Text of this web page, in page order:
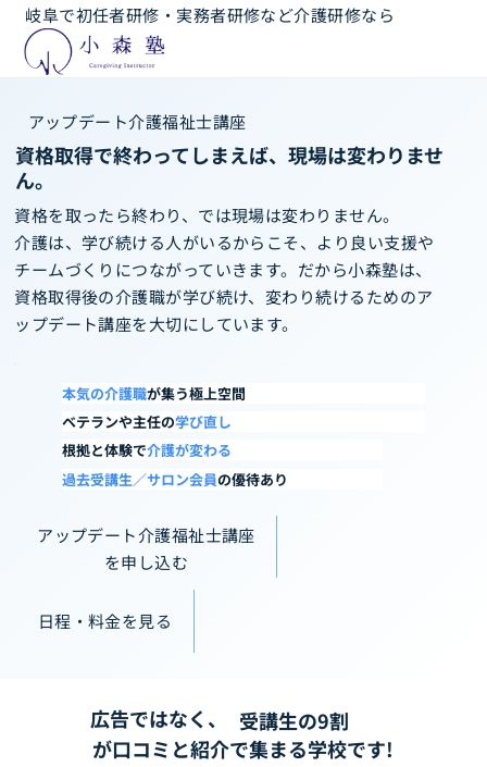
岐阜で初任者研修・実務者研修など介護研修なら
アップデート介護福祉士講座
資格取得で終わってしまえば、現場は変わりませ
ん。
資格を取ったら終わり、では現場は変わりません。
介護は、学び続ける人がいるからこそ、より良い支援や
チームづくりにつながっていきます。だから小森塾は、
資格取得後の介護職が学び続け、変わり続けるためのア
ップデート講座を大切にしています。
本気の介護職が集う極上空間
ベテランや主任の学び直し
根拠と体験で介護が変わる
過去受講生／サロン会員の優待あり
アップデート介護福祉士講座
を申し込む
日程・料金を見る
広告ではなく、
受講生の9割
が口コミと紹介で集まる学校です!